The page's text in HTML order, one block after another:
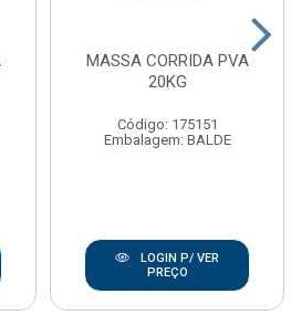
MASSA CORRIDA PVA
20KG
Código: 175151
Embalagem: BALDE
LOGIN P/ VER
PREÇO